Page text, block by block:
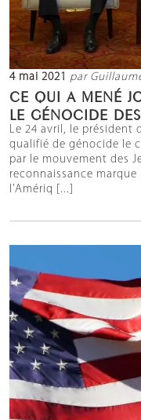
4 mai 2021 par
CE QUI A MENÉ
LE GÉNOCIDE
Le 24 avril, le président
qualifié de génocide le
par le mouvement des
reconnaissance
l’Amériq [...]